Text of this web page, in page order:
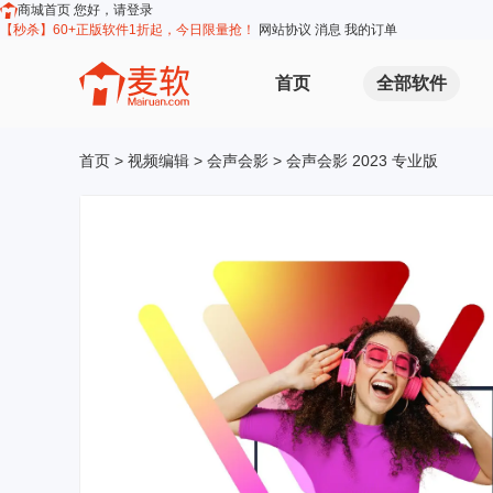
商城首页 您好，请登录
【秒杀】60+正版软件1折起，今日限量抢！
网站协议 消息 我的订单
首页 全部软件
首页 > 视频编辑 > 会声会影 > 会声会影 2023 专业版